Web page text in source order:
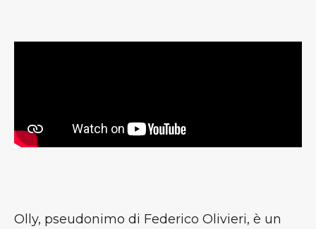
Olly, pseudonimo di Federico Olivieri, è un